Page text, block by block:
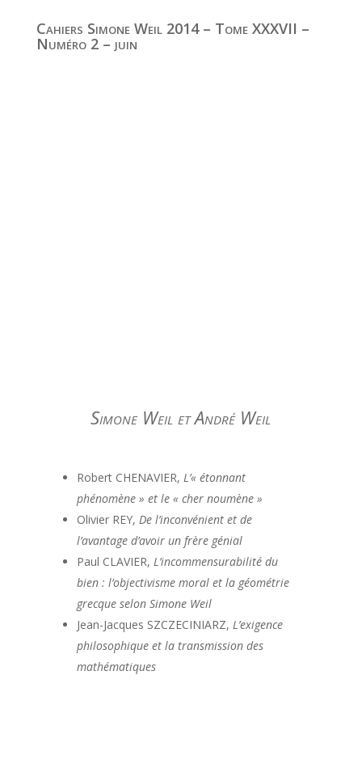
Cahiers Simone Weil 2014 – Tome XXXVII –
Numéro 2 – juin
Simone Weil et André Weil
Robert CHENAVIER, L’« étonnant
phénomène » et le « cher noumène »
Olivier REY, De l’inconvénient et de
l’avantage d’avoir un frère génial
Paul CLAVIER, L’incommensurabilité du
bien : l’objectivisme moral et la géométrie
grecque selon Simone Weil
Jean-Jacques SZCZECINIARZ, L’exigence
philosophique et la transmission des
mathématiques